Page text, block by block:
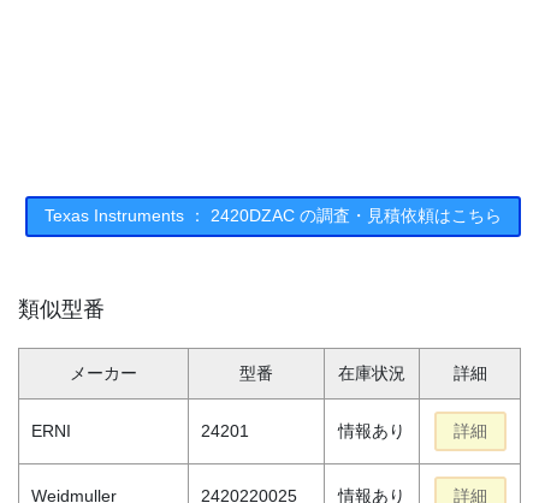
Texas Instruments ： 2420DZAC の調査・見積依頼はこちら
類似型番
メーカー 型番 在庫状況 詳細
ERNI 24201 情報あり 詳細
Weidmuller 2420220025 情報あり 詳細